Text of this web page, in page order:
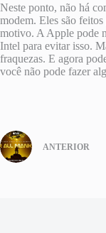
Neste ponto, não há
modem. Eles são
motivo. A Apple pode
Intel para evitar isso.
fraquezas. E agora
você não pode fazer
ANTERIOR